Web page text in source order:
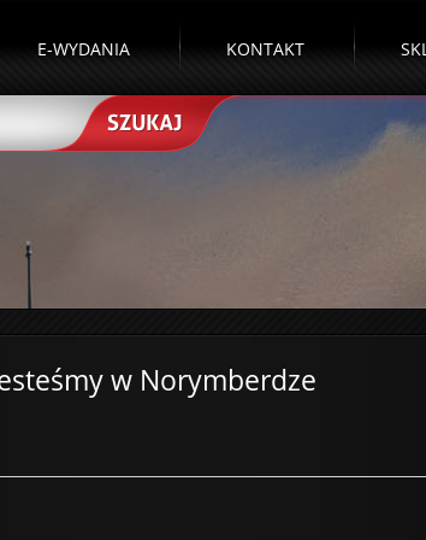
E-WYDANIA KONTAKT
w Norymberdze